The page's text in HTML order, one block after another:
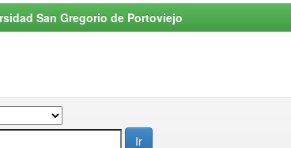
San Gregorio de Portoviejo